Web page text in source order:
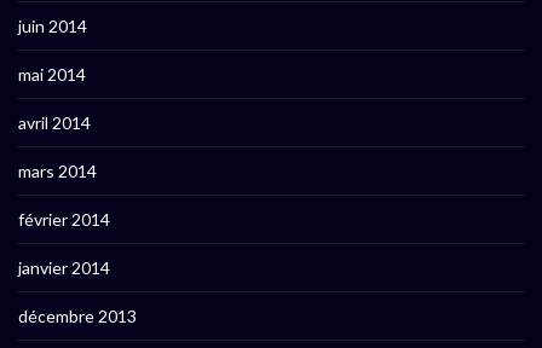
juin 2014
mai 2014
avril 2014
mars 2014
février 2014
janvier 2014
décembre 2013